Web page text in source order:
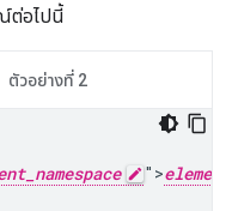
ต่อไปนี้
ตัวอย่างที่ 2
">